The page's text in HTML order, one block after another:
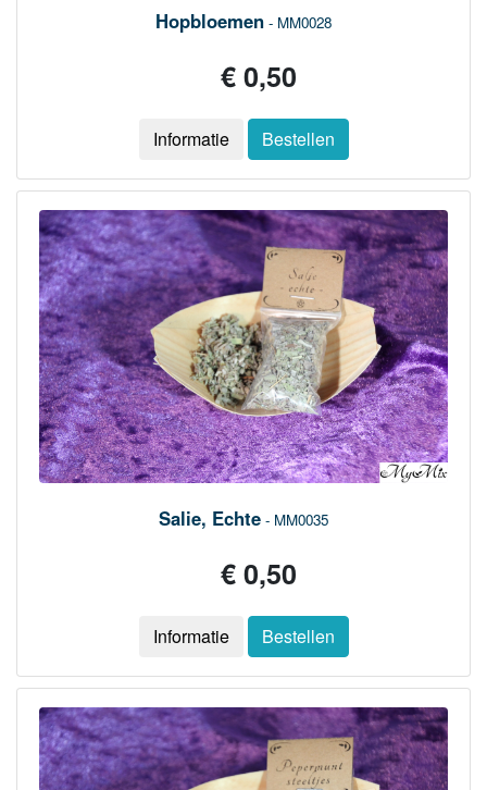
Hopbloemen - MM0028
€ 0,50
Informatie Bestellen
Salie, Echte - MM0035
€ 0,50
Informatie Bestellen